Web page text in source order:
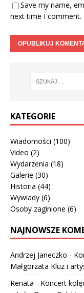
Save my name,
next time I comment.
KATEGORIE
Wiadomości (100)
Video (2)
Wydarzenia (18)
Galerie (30)
Historia (44)
Wywiady (6)
Osoby zaginione (6)
NAJNOWSZE
Andrzej Janeczko -
Małgorzata Kluz i
Renata - Koncert